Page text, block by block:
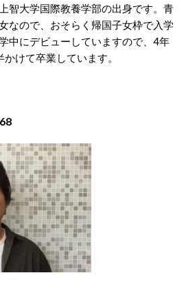
智大学国際教養学部の出身です。青
なので、おそらく帰国子女枠で入学
中にデビューしていますので、4年
けて卒業しています。